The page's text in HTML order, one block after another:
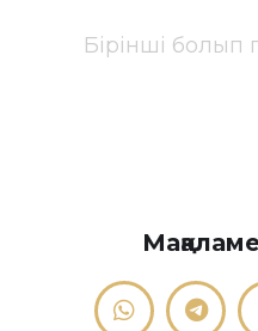
Бірінші болып